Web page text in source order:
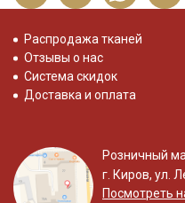
Распродажа тканей
Отзывы о нас
Система скидок
Доставка и оплата
Розничный
г. Киров, ул.
Посмотреть